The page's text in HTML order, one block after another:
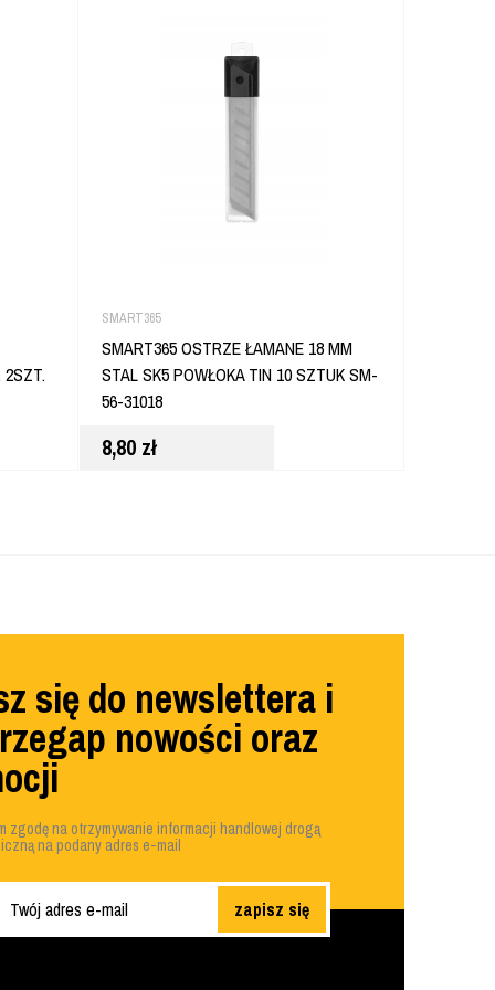
2SZT.
SMART365
SMART365 OSTRZE ŁAMANE 18 MM
STAL SK5 POWŁOKA TIN 10 SZTUK SM-
56-31018
8,80 zł
się do newslettera i
nowości oraz
zgodę na otrzymywanie informacji handlowej drogą
na podany adres e-mail
zapisz się